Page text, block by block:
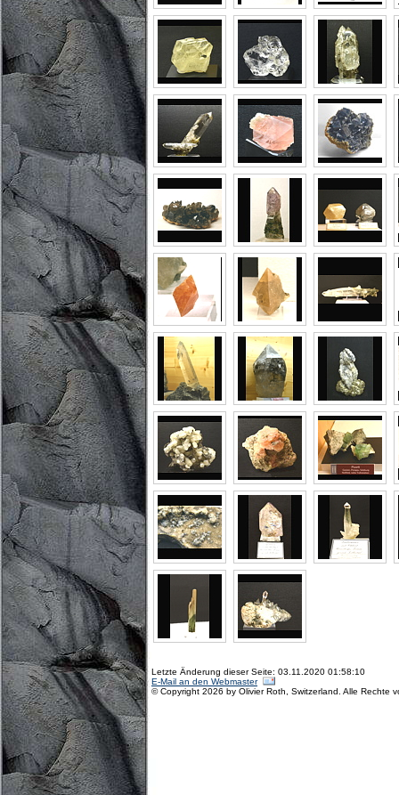
Letzte Änderung dieser Seite: 03.11.2020 01:58:10
E-Mail an den Webmaster
© Copyright 2026 by Olivier Roth, Switzerland. Alle Rechte